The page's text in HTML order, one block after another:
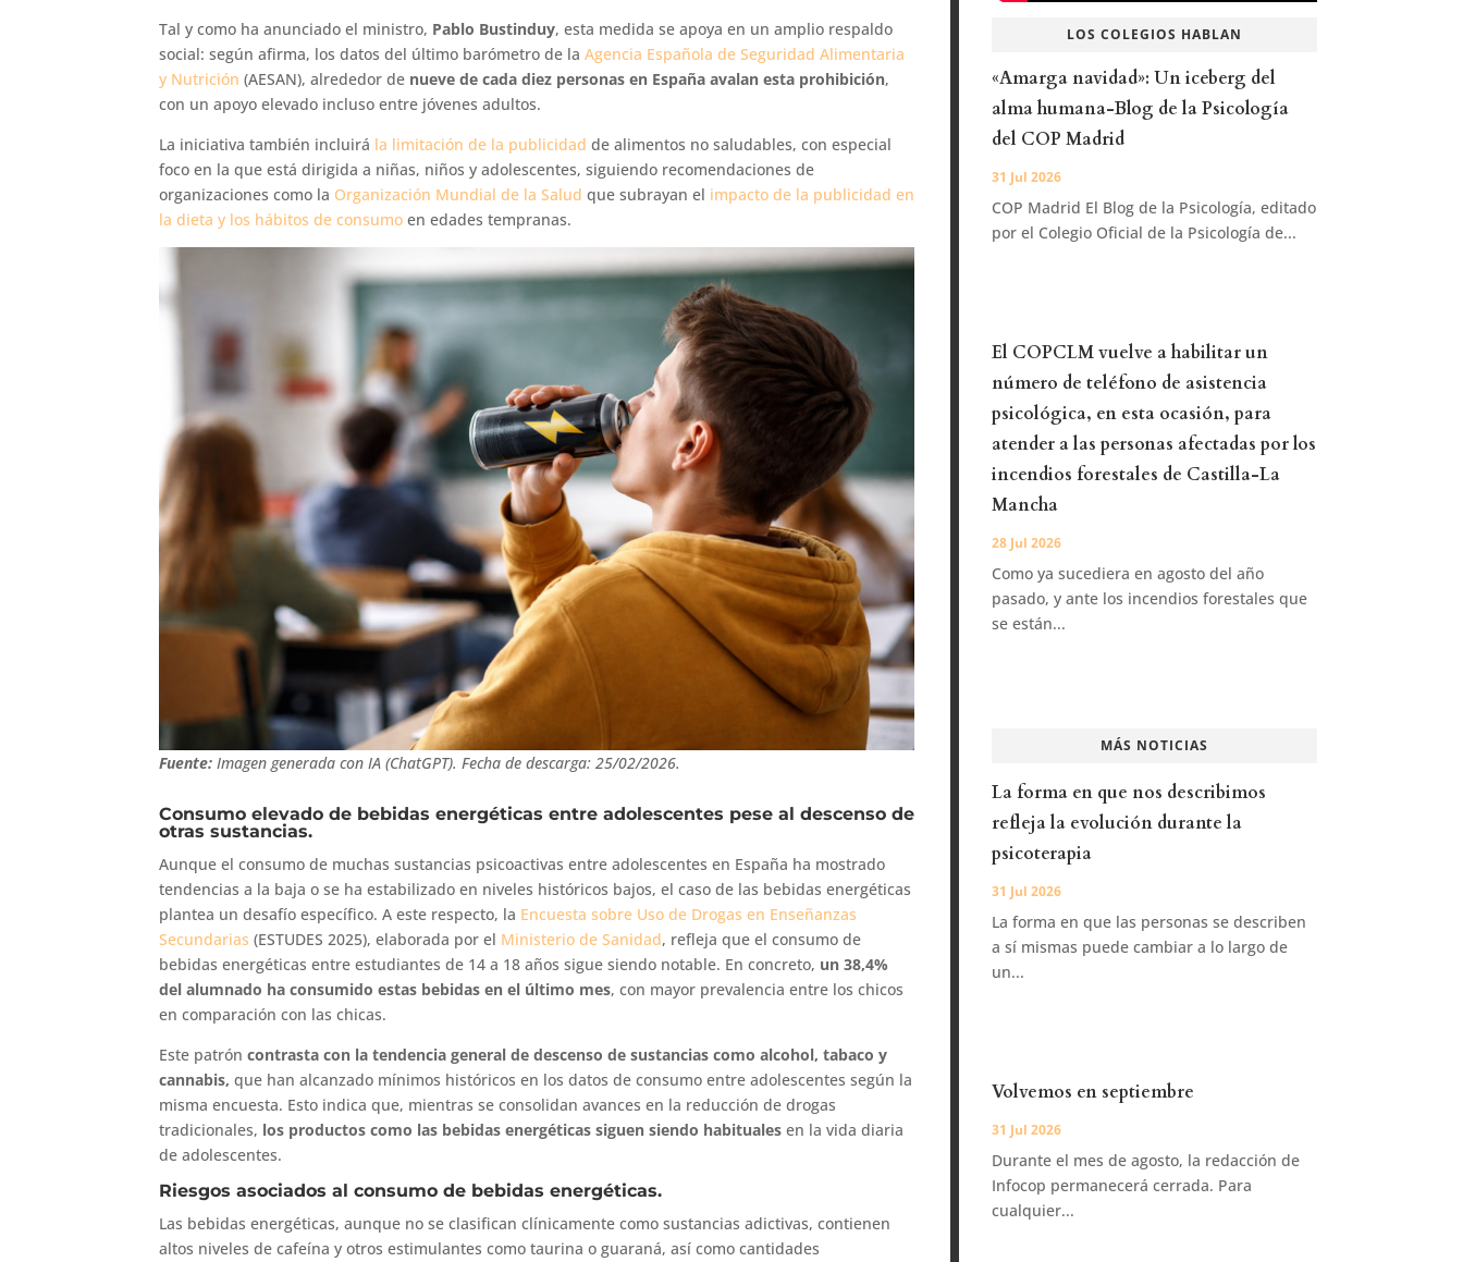
Tal y como ha anunciado el ministro, Pablo Bustinduy, esta medida se apoya en un amplio respaldo
social: según afirma, los datos del último barómetro de laAgencia Española de Seguridad Alimentaria
y Nutrición (AESAN), alrededor de nueve de cada diez personas en España avalan esta prohibición,
con un apoyo elevado incluso entre jóvenes adultos.
La iniciativa también incluirá la limitación de la publicidad de alimentos no saludables, con especial
foco en la que está dirigida a niñas, niños y adolescentes, siguiendo recomendaciones de
organizaciones como la Organización Mundial de la Salud que subrayan el impacto de la publicidad en
la dieta y los hábitos de consumo en edades tempranas.
Fuente: Imagen generada con IA (ChatGPT). Fecha de descarga: 25/02/2026.
Consumo elevado de bebidas energéticas entre adolescentes pese al descenso de
otras sustancias.
Aunque el consumo de muchas sustancias psicoactivas entre adolescentes en España ha mostrado
tendencias a la baja o se ha estabilizado en niveles históricos bajos, el caso de las bebidas energéticas
plantea un desafío específico. A este respecto, la Encuesta sobre Uso de Drogas en Enseñanzas
Secundarias (ESTUDES 2025), elaborada por el Ministerio de Sanidad, refleja que el consumo de
bebidas energéticas entre estudiantes de 14 a 18 años sigue siendo notable. En concreto, un 38,4%
del alumnado ha consumido estas bebidas en el último mes, con mayor prevalencia entre los chicos
en comparación con las chicas.
Este patróncontrasta con la tendencia general de descenso de sustancias como alcohol, tabaco y
cannabis, que han alcanzado mínimos históricos en los datos de consumo entre adolescentes según la
misma encuesta. Esto indica que, mientras se consolidan avances en la reducción de drogas
tradicionales, los productos como las bebidas energéticas siguen siendo habituales en la vida diaria
de adolescentes.
Riesgos asociados al consumo de bebidas energéticas.
Las bebidas energéticas, aunque no se clasifican clínicamente como sustancias adictivas, contienen
altos niveles de cafeína y otros estimulantes como taurina o guaraná, así como cantidades
LOS COLEGIOS HABLAN
«Amarga navidad»: Un iceberg del
alma humana-Blog de la Psicología
del COP Madrid
31 Jul 2026
COP Madrid El Blog de la Psicología, editado
por el Colegio Oficial de la Psicología de...
El COPCLM vuelve a habilitar un
número de teléfono de asistencia
psicológica, en esta ocasión, para
atender a las personas afectadas por los
incendios forestales de Castilla-La
Mancha
28 Jul 2026
Como ya sucediera en agosto del año
pasado, y ante los incendios forestales que
se están...
MÁS NOTICIAS
La forma en que nos describimos
refleja la evolución durante la
psicoterapia
31 Jul 2026
La forma en que las personas se describen
a sí mismas puede cambiar a lo largo de
un...
Volvemos en septiembre
31 Jul 2026
Durante el mes de agosto, la redacción de
Infocop permanecerá cerrada. Para
cualquier...